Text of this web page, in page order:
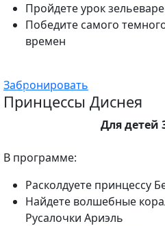
Пройдете урок
Победите самого
времен
Забронировать
Принцессы Диснея
Для детей
В программе:
Расколдуете принцессу
Найдете волшебные
Русалочки Ариэль